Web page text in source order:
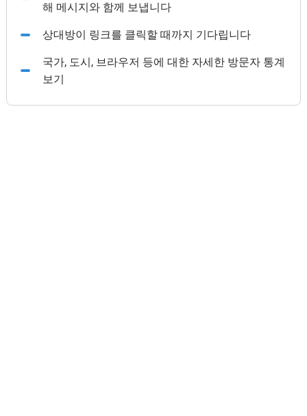
해 메시지와 함께 보냅니다
상대방이 링크를 클릭할 때까지 기다립니다
국가, 도시, 브라우저 등에 대한 자세한 방문자 통계
보기